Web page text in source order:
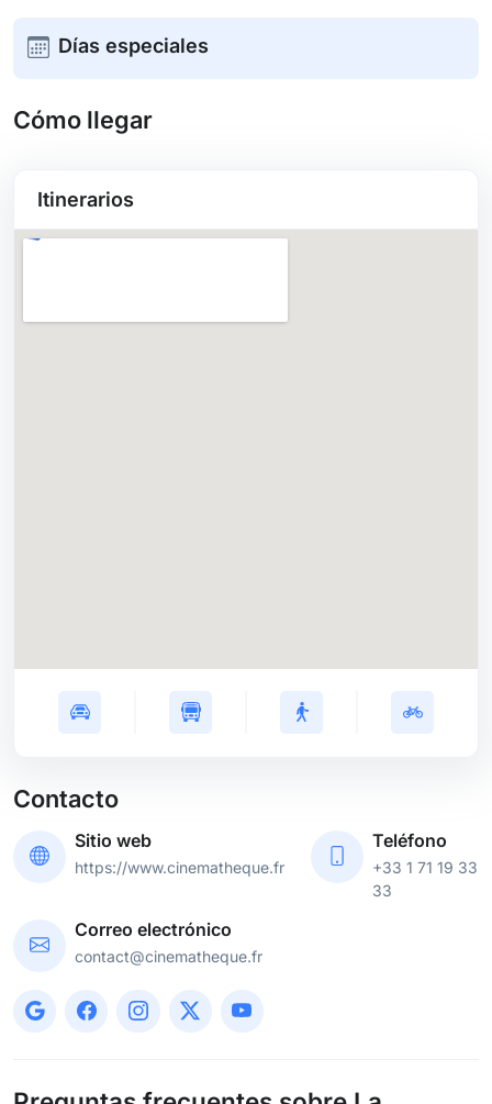
Días especiales
Cómo llegar
Itinerarios
Contacto
Sitio web
https://www.cinematheque.fr
Teléfono
+33 1 71 19 33
33
Correo electrónico
contact@cinematheque.fr